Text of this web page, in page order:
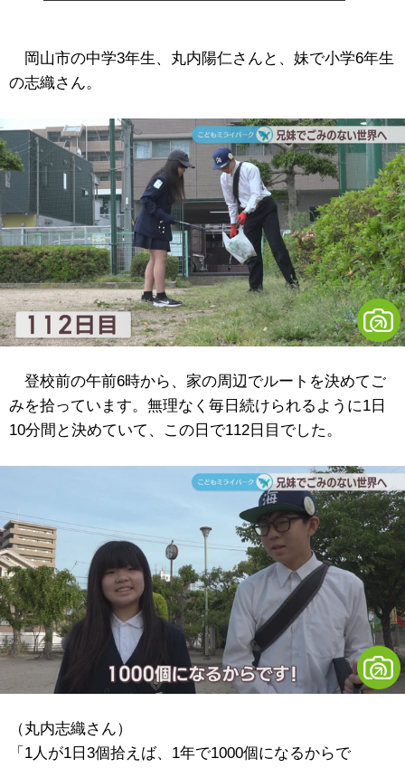
岡山市の中学3年生、丸内陽仁さんと、妹で小学6年生
の志織さん。
登校前の午前6時から、家の周辺でルートを決めてご
みを拾っています。無理なく毎日続けられるように1日
10分間と決めていて、この日で112日目でした。
（丸内志織さん）
「1人が1日3個拾えば、1年で1000個になるからで